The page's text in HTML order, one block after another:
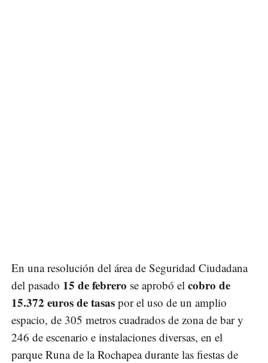
En una resolución del área de Seguridad Ciudadana
del pasado 15 de febrero se aprobó el cobro de
15.372 euros de tasas por el uso de un amplio
espacio, de 305 metros cuadrados de zona de bar y
246 de escenario e instalaciones diversas, en el
parque Runa de la Rochapea durante las fiestas de